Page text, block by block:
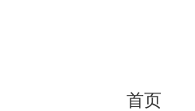
首页